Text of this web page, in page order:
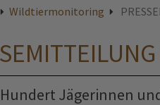
Wildtiermonitoring
Jägerinnen